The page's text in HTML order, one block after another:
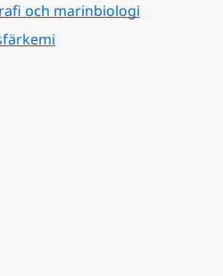
och marinbiologi